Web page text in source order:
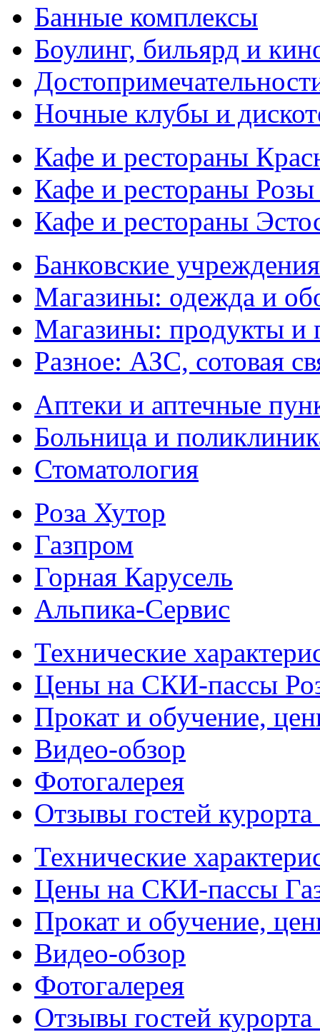
Банные комплексы
Боулинг, бильярд и
Ночные клубы и
Кафе и рестораны
Кафе и рестораны
Кафе и рестораны
Банковские учреждения
Магазины: одежда и
Магазины: продукты и
Разное: АЗС, сотовая
Аптеки и аптечные
Больница и
Стоматология
Роза Хутор
Газпром
Горная Карусель
Альпика-Сервис
Технические
Цены на СКИ-пассы
Прокат и обучение,
Видео-обзор
Фотогалерея
Отзывы гостей
Технические
Цены на СКИ-пассы
Прокат и обучение,
Видео-обзор
Фотогалерея
Отзывы гостей